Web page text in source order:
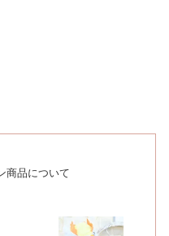
商品について